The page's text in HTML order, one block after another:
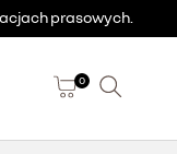
prasowych.
0